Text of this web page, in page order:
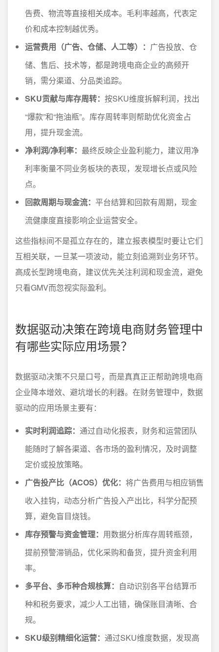
告费、物流等直接相关成本。毛利率越高，代表定
价和成本控制越优秀。
运营费用（广告、仓储、人工等）： 广告投放、仓
储、售后、技术等，都是跨境电商企业的高频开
销，需分渠道、分品类追踪。
SKU贡献与库存周转： 按SKU维度拆解利润，找出
“爆款”和“拖油瓶”。库存周转率则帮助优化资金占
用，提升现金流。
净利润/净利率： 最终反映企业盈利能力，建议用净
利率衡量不同业务板块的表现，发现增长点或风险
点。
回款周期与现金流： 平台结算和回款有周期，现金
流健康度直接影响企业运营安全。
这些指标间不是孤立存在的，建立报表模型时要让它们
互相关联，一旦某一项波动，能立刻追溯到业务环节。
高成长型跨境电商，建议优先关注利润和现金流，避免
只看GMV而忽视实际盈利。
数据驱动决策在跨境电商财务管理中
有哪些实际应用场景？
数据驱动决策不只是口号，而是真真正正帮助跨境电商
企业降本增效、避坑增长的利器。在财务管理中，数据
驱动的应用场景主要有：
实时利润追踪： 通过自动化报表，财务和运营团队
能随时了解各渠道、各市场的盈利情况，及时调整
定价或投放策略。
广告投产比（ACOS）优化： 将广告费用与相应销售
收入挂钩，动态分析广告投入产出比，科学分配预
算，避免盲目烧钱。
库存预警与资金管理： 用数据分析库存周转瓶颈，
提前预警滞销品，优化采购和备货，提升资金利用
率。
多平台、多币种合规核算： 自动识别各平台结算币
种和税务要求，减少人工出错，确保账目清晰、合
规。
SKU级别精细化运营： 通过SKU维度数据，发现高